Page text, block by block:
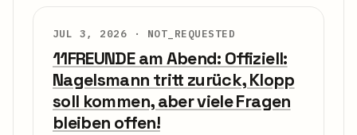
JUL 3, 2026 · NOT_REQUESTED
11FREUNDE am Abend: Offiziell:
Nagelsmann tritt zurück, Klopp
soll kommen, aber viele Fragen
bleiben offen!